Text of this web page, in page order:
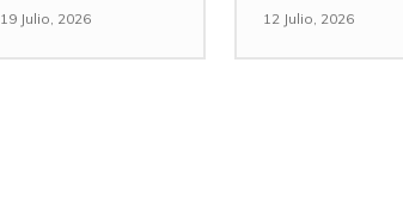
19 Julio, 2026 12 Julio, 2026